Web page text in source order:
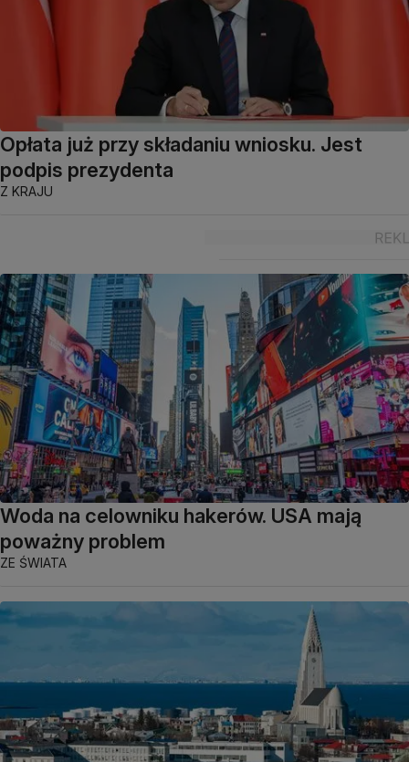
Opłata już przy składaniu wniosku. Jest
podpis prezydenta
Z KRAJU
Woda na celowniku hakerów. USA mają
poważny problem
ZE ŚWIATA